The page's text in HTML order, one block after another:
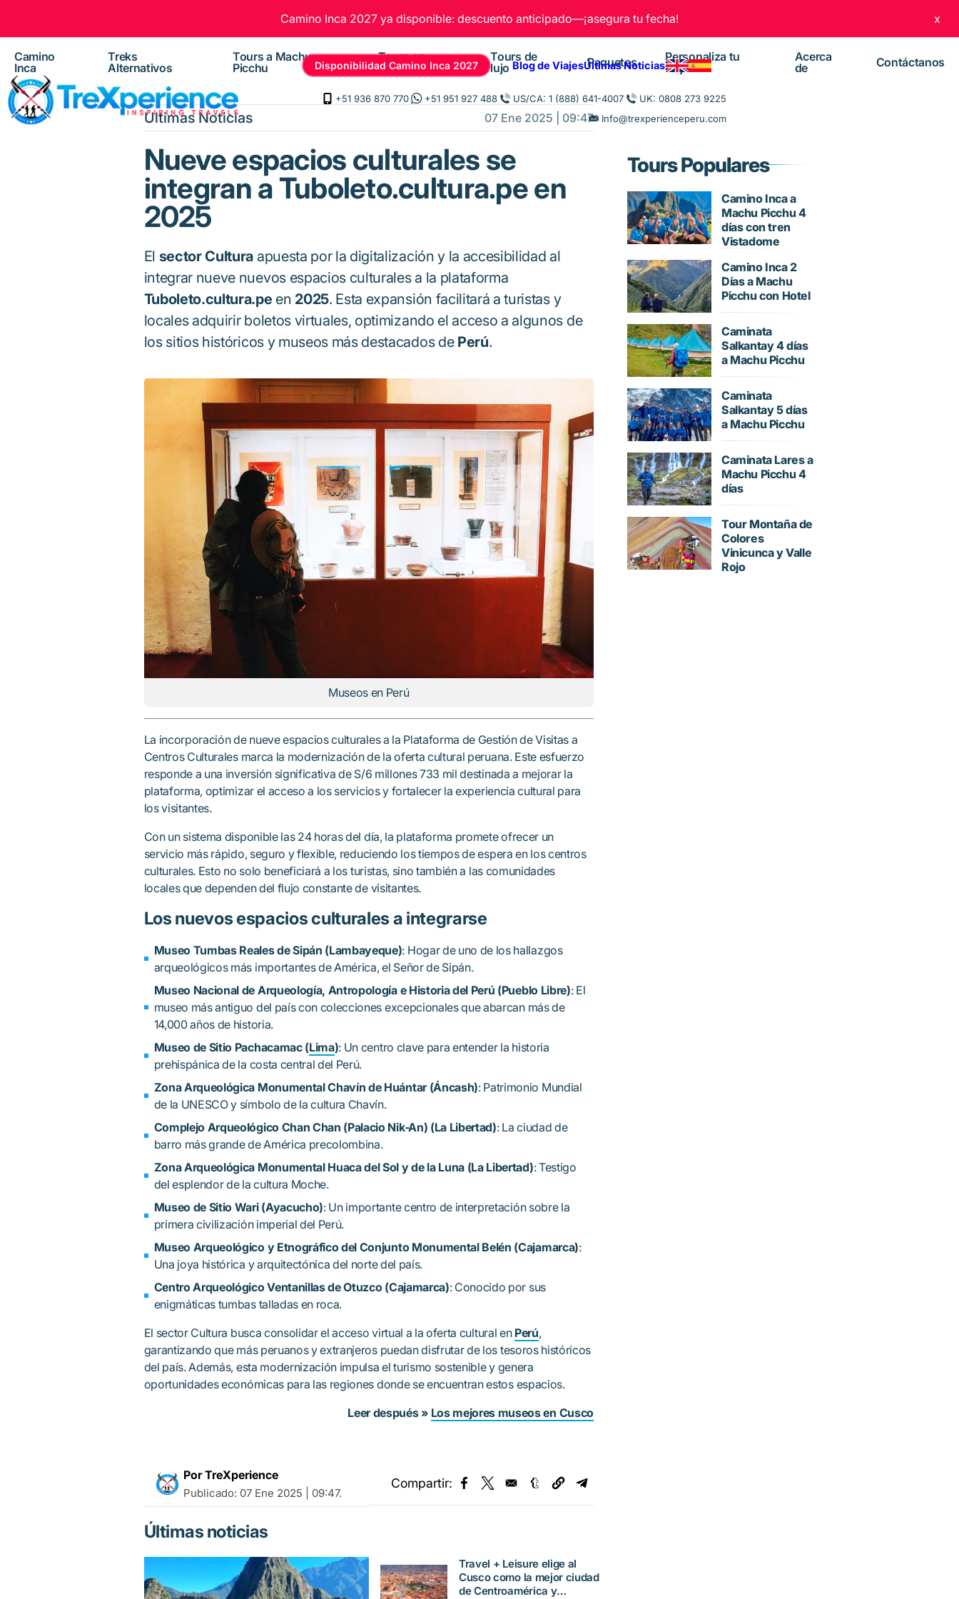
x
Camino Inca 2027 ya disponible: descuento anticipado—¡asegura tu fecha!
Disponibilidad Camino Inca 2027 Blog de ViajesÚltimas Noticias
+51 936 870 770 +51 951 927 488 US/CA: 1 (888) 641-4007
UK: 0808 273 9225
Info@trexperienceperu.com
Camino
Inca
Treks
Alternativos
Tours a Machu
Picchu
Tours en
Cusco
Tours de
lujo
Paquetes
Personaliza tu
viaje
Acerca
de
Contáctanos
Ultimas Noticias 07 Ene 2025 | 09:47
Nueve espacios culturales se
integran a Tuboleto.cultura.pe en
2025
El sector Cultura apuesta por la digitalización y la accesibilidad al
integrar nueve nuevos espacios culturales a la plataforma
Tuboleto.cultura.pe en 2025. Esta expansión facilitará a turistas y
locales adquirir boletos virtuales, optimizando el acceso a algunos de
los sitios históricos y museos más destacados de Perú.
Museos en Perú
La incorporación de nueve espacios culturales a la Plataforma de Gestión de Visitas a
Centros Culturales marca la modernización de la oferta cultural peruana. Este esfuerzo
responde a una inversión significativa de S/6 millones 733 mil destinada a mejorar la
plataforma, optimizar el acceso a los servicios y fortalecer la experiencia cultural para
los visitantes.
Con un sistema disponible las 24 horas del día, la plataforma promete ofrecer un
servicio más rápido, seguro y flexible, reduciendo los tiempos de espera en los centros
culturales. Esto no solo beneficiará a los turistas, sino también a las comunidades
locales que dependen del flujo constante de visitantes.
Los nuevos espacios culturales a integrarse
Museo Tumbas Reales de Sipán (Lambayeque): Hogar de uno de los hallazgos
arqueológicos más importantes de América, el Señor de Sipán.
Museo Nacional de Arqueología, Antropología e Historia del Perú (Pueblo Libre): El
museo más antiguo del país con colecciones excepcionales que abarcan más de
14,000 años de historia.
Museo de Sitio Pachacamac (Lima): Un centro clave para entender la historia
prehispánica de la costa central del Perú.
Zona Arqueológica Monumental Chavín de Huántar (Áncash): Patrimonio Mundial
de la UNESCO y símbolo de la cultura Chavín.
Complejo Arqueológico Chan Chan (Palacio Nik-An) (La Libertad): La ciudad de
barro más grande de América precolombina.
Zona Arqueológica Monumental Huaca del Sol y de la Luna (La Libertad): Testigo
del esplendor de la cultura Moche.
Museo de Sitio Wari (Ayacucho): Un importante centro de interpretación sobre la
primera civilización imperial del Perú.
Museo Arqueológico y Etnográfico del Conjunto Monumental Belén (Cajamarca):
Una joya histórica y arquitectónica del norte del país.
Centro Arqueológico Ventanillas de Otuzco (Cajamarca): Conocido por sus
enigmáticas tumbas talladas en roca.
El sector Cultura busca consolidar el acceso virtual a la oferta cultural en Perú,
garantizando que más peruanos y extranjeros puedan disfrutar de los tesoros históricos
del país. Además, esta modernización impulsa el turismo sostenible y genera
oportunidades económicas para las regiones donde se encuentran estos espacios.
Leer después » Los mejores museos en Cusco
Por TreXperience
Publicado: 07 Ene 2025 | 09:47.
Compartir:
Opens in a new window
Opens in a new window
Opens in a new window
Opens in a new window
Últimas noticias
Travel + Leisure elige al
Cusco como la mejor ciudad
de Centroamérica y
Tours Populares
Camino Inca a
Machu Picchu 4
días con tren
Vistadome
Camino Inca 2
Días a Machu
Picchu con Hotel
Caminata
Salkantay 4 días
a Machu Picchu
Caminata
Salkantay 5 días
a Machu Picchu
Caminata Lares a
Machu Picchu 4
días
Tour Montaña de
Colores
Vinicunca y Valle
Rojo